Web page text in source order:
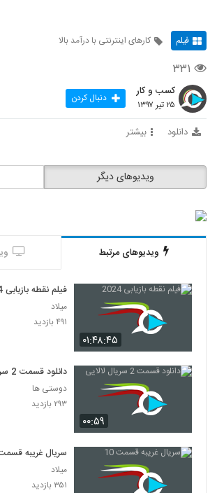
فیلم کارهای اینترنتی با درآمد بالا
۳۳۱
کسب و کار
۲۵ تیر ۱۳۹۷ دنبال کردن
دانلود بیشتر
ویدیوهای دیگر
ویدیوهای مرتبط
۰۱:۴۸:۴۵
فیلم نقطه بازیابی 2024
میلاد
۴۹۱ بازدید
۰۰:۵۹
دانلود قسمت 2 سریال لالایی
دوستی ها
۲۹۳ بازدید
سریال غریبه قسمت
میلاد
۳۵۱ بازدید